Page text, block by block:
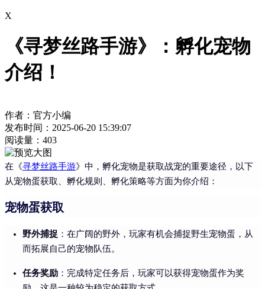
X
《寻梦丝路手游》：孵化宠物
介绍！
作者：官方小编
发布时间：2025-06-20 15:39:07
阅读量： 403
在《寻梦丝路手游》中，孵化宠物是获取战宠的重要途径，以下
从宠物蛋获取、孵化规则、孵化策略等方面为你介绍：
宠物蛋获取
野外捕捉 ：在广阔的野外，玩家有机会捕捉野生宠物蛋，从
而拓展自己的宠物队伍。
任务奖励 ：完成特定任务后，玩家可以获得宠物蛋作为奖